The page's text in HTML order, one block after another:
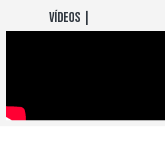
VÍDEOS |